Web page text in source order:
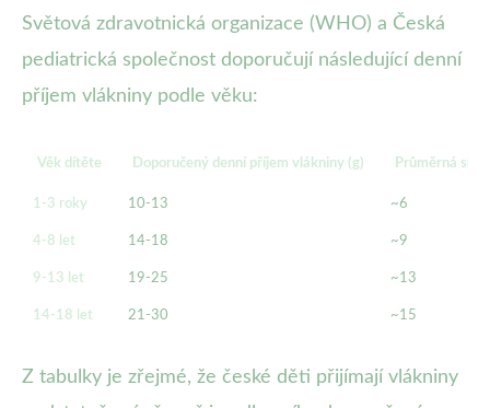
Světová zdravotnická organizace (WHO) a Česká
pediatrická společnost doporučují následující denní
příjem vlákniny podle věku:
Věk dítěte Doporučený denní příjem vlákniny (g) Průměrná
1-3 roky 10-13 ~6
4-8 let 14-18 ~9
9-13 let 19-25 ~13
14-18 let 21-30 ~15
Z tabulky je zřejmé, že české děti přijímají vlákniny